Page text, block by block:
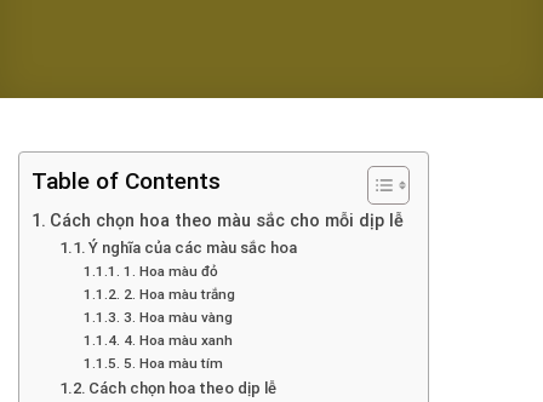
Table of Contents
Cách chọn hoa theo màu sắc cho mỗi dịp lễ
Ý nghĩa của các màu sắc hoa
1. Hoa màu đỏ
2. Hoa màu trắng
3. Hoa màu vàng
4. Hoa màu xanh
5. Hoa màu tím
Cách chọn hoa theo dịp lễ